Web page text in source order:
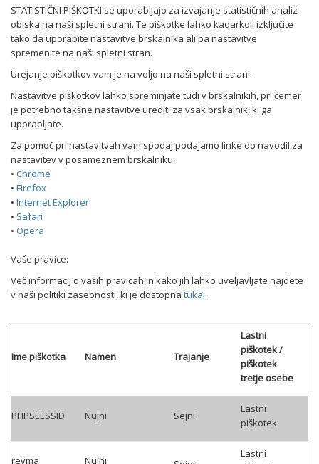
STATISTIČNI PIŠKOTKI se uporabljajo za izvajanje statističnih analiz
obiska na naši spletni strani. Te piškotke lahko kadarkoli izključite
tako da uporabite nastavitve brskalnika ali pa nastavitve
spremenite na naši spletni stran.
Urejanje piškotkov vam je na voljo na naši spletni strani.
Nastavitve piškotkov lahko spreminjate tudi v brskalnikih, pri čemer
je potrebno takšne nastavitve urediti za vsak brskalnik, ki ga
uporabljate.
Za pomoč pri nastavitvah vam spodaj podajamo linke do navodil za
nastavitev v posameznem brskalniku:
• Chrome
• Firefox
• Internet Explorer
• Safari
• Opera
Vaše pravice:
Več informacij o vaših pravicah in kako jih lahko uveljavljate najdete
v naši politiki zasebnosti, ki je dostopna tukaj.
Ime piškotka Namen Trajanje
Lastni
piškotek /
piškotek
tretje osebe
PHPSEESSID Nujni Sejni
Lastni
piškotek
revma Nujni
Lastni